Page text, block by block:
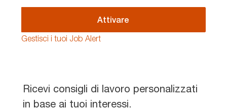
address
Attivare
Gestisci i tuoi Job Alert
Ricevi consigli di lavoro personalizzati
in base ai tuoi interessi.